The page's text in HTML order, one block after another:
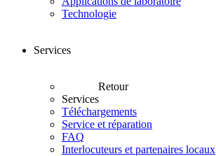
Technologie
Services
Retour
Services
Téléchargements
Service et réparation
FAQ
Interlocuteurs et partenaires locaux